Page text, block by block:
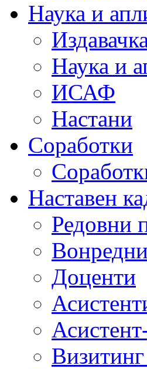
Наука и
Наука и
ИСАФ
Настани
Соработки
Наставен
Редовни
Вонредни
Доценти